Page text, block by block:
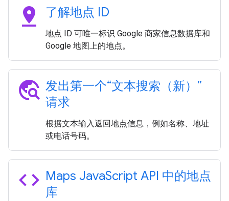
pin_drop 了解地点 ID
地点 ID 可唯一标识 Google 商家信息数据库和
Google 地图上的地点。
travel_explore 发出第一个“文本搜索（新）”
请求
根据文本输入返回地点信息，例如名称、地址
或电话号码。
code Maps JavaScript API 中的地点
库